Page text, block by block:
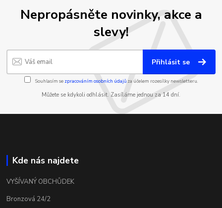
Nepropásněte novinky, akce a
slevy!
Přihlásit se
Souhlasím se zpracováním osobních údajůza účelem rozesílky newsletteru.
Můžete se kdykoli odhlásit. Zasíláme jednou za 14 dní.
Kde nás najdete
VYŠÍVANÝ OBCHŮDEK
Bronzová 24/2